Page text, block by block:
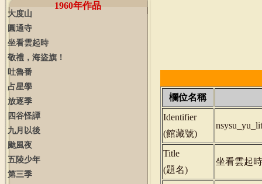
1960年作品
大度山
圓通寺
坐看雲起時
敬禮，海盜旗！
吐魯番
占星學
放逐季
四谷怪譚
九月以後
颱風夜
五陵少年
第三季
欄位名稱
Identifier
(館藏號)
Title
(題名)
坐看雲起時